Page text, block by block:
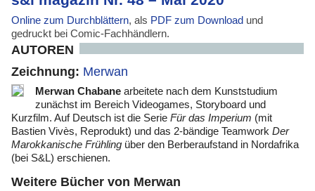
Online zum Durchblättern, als PDF zum Download und
gedruckt bei Comic-Fachhändlern.
AUTOREN
Zeichnung: Merwan
Merwan Chabane arbeitete nach dem Kunststudium
zunächst im Bereich Videogames, Storyboard und
Kurzfilm. Auf Deutsch ist die Serie Für das Imperium (mit
Bastien Vivès, Reprodukt) und das 2-bändige Teamwork Der
Marokkanische Frühling über den Berberaufstand in Nordafrika
(bei S&L) erschienen.
Weitere Bücher von Merwan